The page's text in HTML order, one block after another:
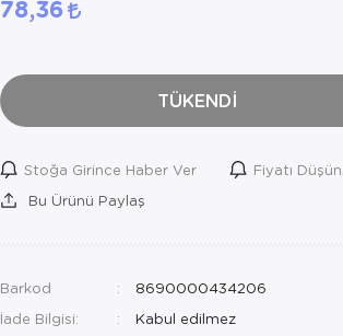
78,36
TÜKENDİ
Stoğa Girince Haber Ver
Fiyatı
Bu Ürünü Paylaş
Barkod
8690000434206
İade Bilgisi: